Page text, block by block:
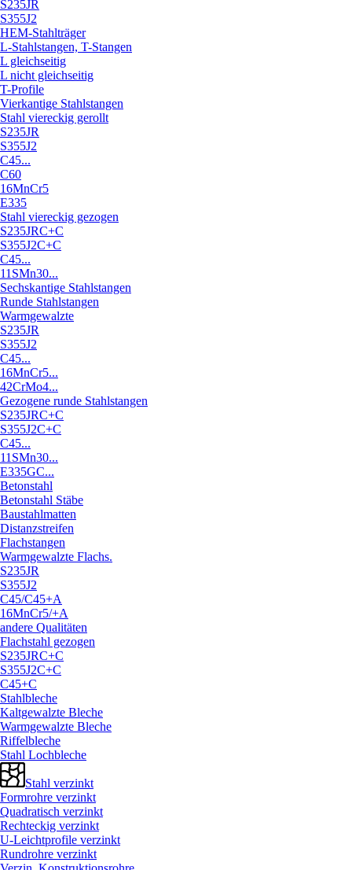
S235JR
S355J2
HEM-Stahlträger
L-Stahlstangen, T-Stangen
L gleichseitig
L nicht gleichseitig
T-Profile
Vierkantige Stahlstangen
Stahl viereckig gerollt
S235JR
S355J2
C45...
C60
16MnCr5
E335
Stahl viereckig gezogen
S235JRC+C
S355J2C+C
C45...
11SMn30...
Sechskantige Stahlstangen
Runde Stahlstangen
Warmgewalzte
S235JR
S355J2
C45...
16MnCr5...
42CrMo4...
Gezogene runde Stahlstangen
S235JRC+C
S355J2C+C
C45...
11SMn30...
E335GC...
Betonstahl
Betonstahl Stäbe
Baustahlmatten
Distanzstreifen
Flachstangen
Warmgewalzte Flachs.
S235JR
S355J2
C45/C45+A
16MnCr5/+A
andere Qualitäten
Flachstahl gezogen
S235JRC+C
S355J2C+C
C45+C
Stahlbleche
Kaltgewalzte Bleche
Warmgewalzte Bleche
Riffelbleche
Stahl Lochbleche
Stahl verzinkt
Formrohre verzinkt
Quadratisch verzinkt
Rechteckig verzinkt
U-Leichtprofile verzinkt
Rundrohre verzinkt